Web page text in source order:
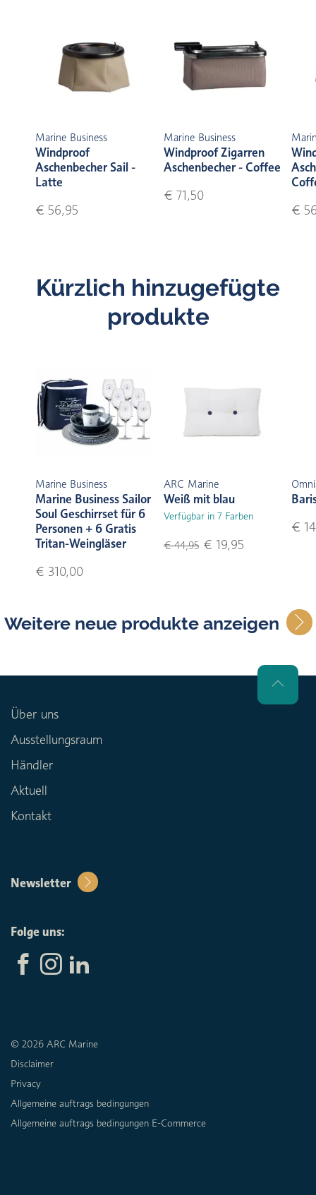
Marine Business
Windproof
Aschenbecher Sail -
Latte
€ 56,95
Marine Business
Windproof Zigarren
Aschenbecher - Coffee
€ 71,50
€
Kürzlich hinzugefügte
produkte
Marine Business
Marine Business Sailor
Soul Geschirrset für 6
Personen + 6 Gratis
Tritan-Weingläser
€ 310,00
ARC Marine
Weiß mit blau
Verfügbar in 7 Farben
€ 44,95€ 19,95
€
Weitere neue produkte anzeigen
Über uns
Ausstellungsraum
Händler
Aktuell
Kontakt
Newsletter
Folge uns:
© 2026 ARC Marine
Disclaimer
Privacy
Allgemeine auftrags bedingungen
Allgemeine auftrags bedingungen E-Commerce